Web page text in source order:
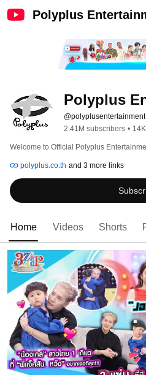
Polyplus
Polyplus
@polyplusentertainment
2.41M subscribers •
Welcome to Official Polyplus
polyplus.co.th and 3 more links
Home Videos Shorts